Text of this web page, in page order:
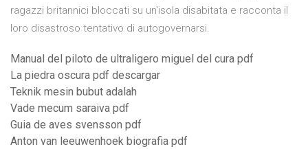
ragazzi britannici bloccati su un'isola disabitata e racconta il
loro disastroso tentativo di autogovernarsi.
Manual del piloto de ultraligero miguel del cura pdf
La piedra oscura pdf descargar
Teknik mesin bubut adalah
Vade mecum saraiva pdf
Guia de aves svensson pdf
Anton van leeuwenhoek biografia pdf